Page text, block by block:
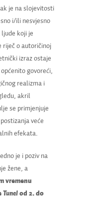
je na slojevitosti
i/ili nesvjesno
koji je
riječ o autoričinoj
izraz ostaje
govoreći,
realizma i
akril
se primjenjuje
veće
efekata.
je i poziv na
žene, a
vremenu
Tunel od 2. do